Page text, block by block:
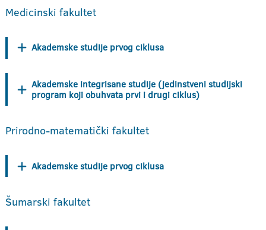
Medicinski fakultet
Akademske studije prvog ciklusa
Akademske integrisane studije (jedinstveni studijski
program koji obuhvata prvi i drugi ciklus)
Prirodno-matematički fakultet
Akademske studije prvog ciklusa
Šumarski fakultet